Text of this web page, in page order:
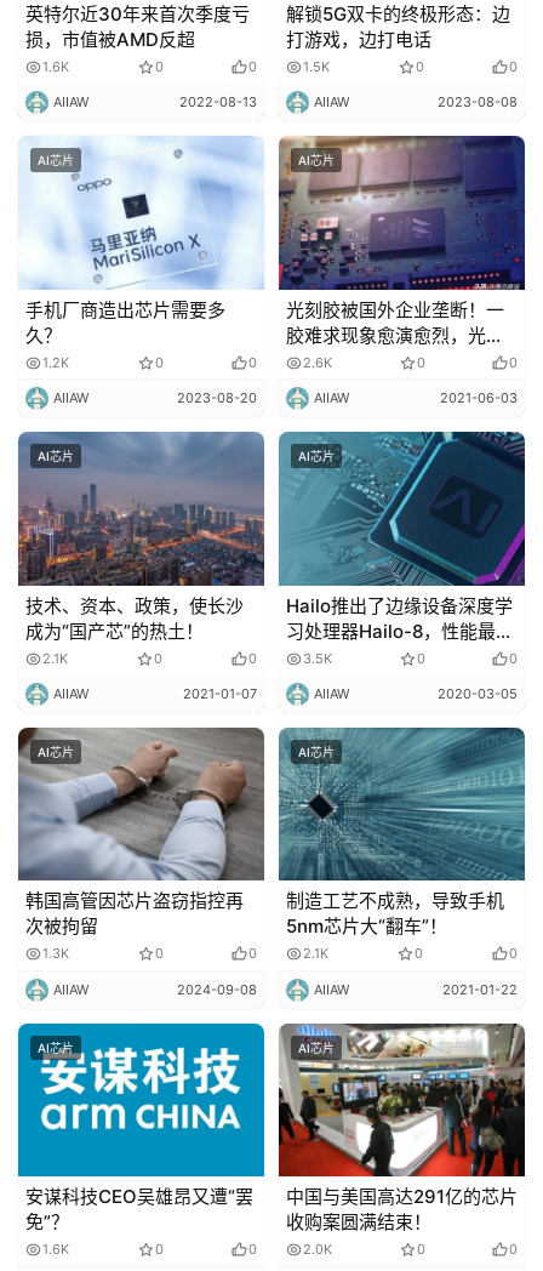
英特尔近30年来首次季度亏
损，市值被AMD反超
1.6K 0 0
AIIAW 2022-08-13
解锁5G双卡的终极形态：边
打游戏，边打电话
1.5K 0 0
AIIAW 2023-08-08
AI芯片
手机厂商造出芯片需要多
久？
1.2K 0 0
AIIAW 2023-08-20
AI芯片
光刻胶被国外企业垄断！一
胶难求现象愈演愈烈，光刻
胶的供应难问题再次引发了
业内的关注！
2.6K 0 0
AIIAW 2021-06-03
AI芯片
技术、资本、政策，使长沙
成为“国产芯”的热土！
2.1K 0 0
AIIAW 2021-01-07
AI芯片
Hailo推出了边缘设备深度学
习处理器Hailo-8，性能最高
可达每秒26TOPS！
3.5K 0 0
AIIAW 2020-03-05
AI芯片
韩国高管因芯片盗窃指控再
次被拘留
1.3K 0 0
AIIAW 2024-09-08
AI芯片
制造工艺不成熟，导致手机
5nm芯片大“翻车”！
2.1K 0 0
AIIAW 2021-01-22
AI芯片
安谋科技CEO吴雄昂又遭“罢
免”？
1.6K 0 0
AI芯片
中国与美国高达291亿的芯片
收购案圆满结束！
2.0K 0 0